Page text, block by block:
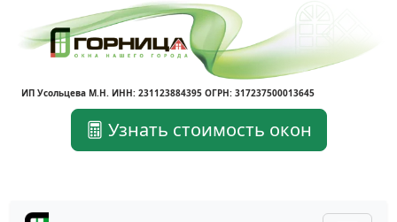
ИП Усольцева М.Н. ИНН: 231123884395 ОГРН: 317237500013645
Узнать стоимость окон